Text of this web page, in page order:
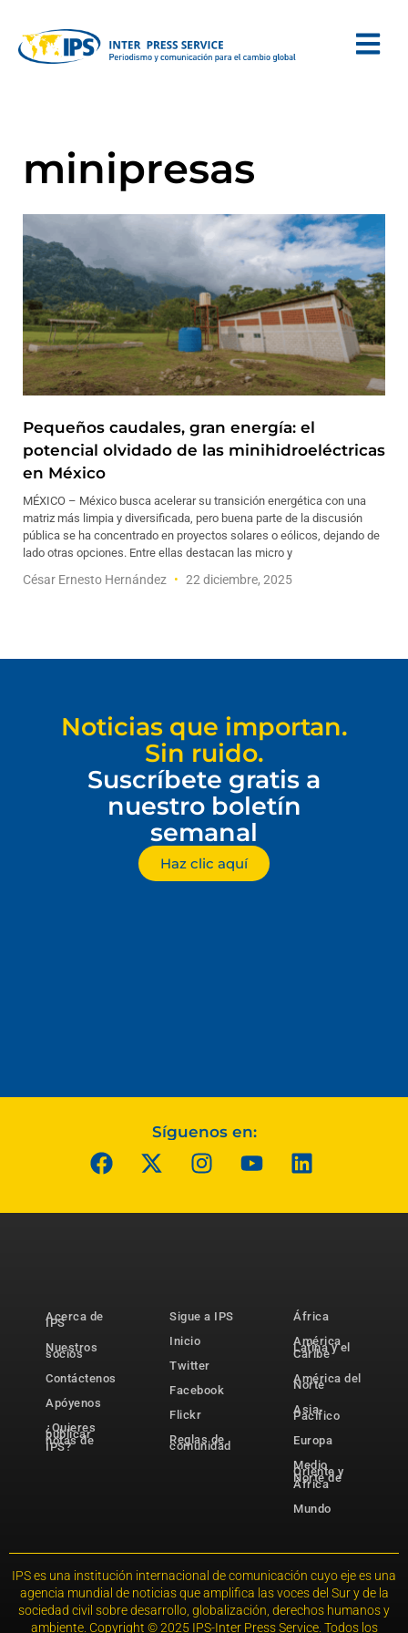
minipresas
Pequeños caudales, gran energía: el
potencial olvidado de las minihidroeléctricas
en México
MÉXICO – México busca acelerar su transición energética con una
matriz más limpia y diversificada, pero buena parte de la discusión
pública se ha concentrado en proyectos solares o eólicos, dejando de
lado otras opciones. Entre ellas destacan las micro y
César Ernesto Hernández 22 diciembre, 2025
Noticias que importan.
Sin ruido.
Suscríbete gratis a
nuestro boletín
semanal
Haz clic aquí
Síguenos en:
Acerca de
IPS
Nuestros
socios
Contáctenos
Apóyenos
¿Quieres
publicar
notas de
IPS?
Sigue a IPS
Inicio
Twitter
Facebook
Flickr
Reglas de
comunidad
África
América
Latina y el
Caribe
América del
Norte
Asia-
Pacífico
Europa
Medio
Oriente y
Norte de
África
Mundo
IPS es una institución internacional de comunicación cuyo eje es una
agencia mundial de noticias que amplifica las voces del Sur y de la
sociedad civil sobre desarrollo, globalización, derechos humanos y
ambiente. Copyright © 2025 IPS-Inter Press Service. Todos los